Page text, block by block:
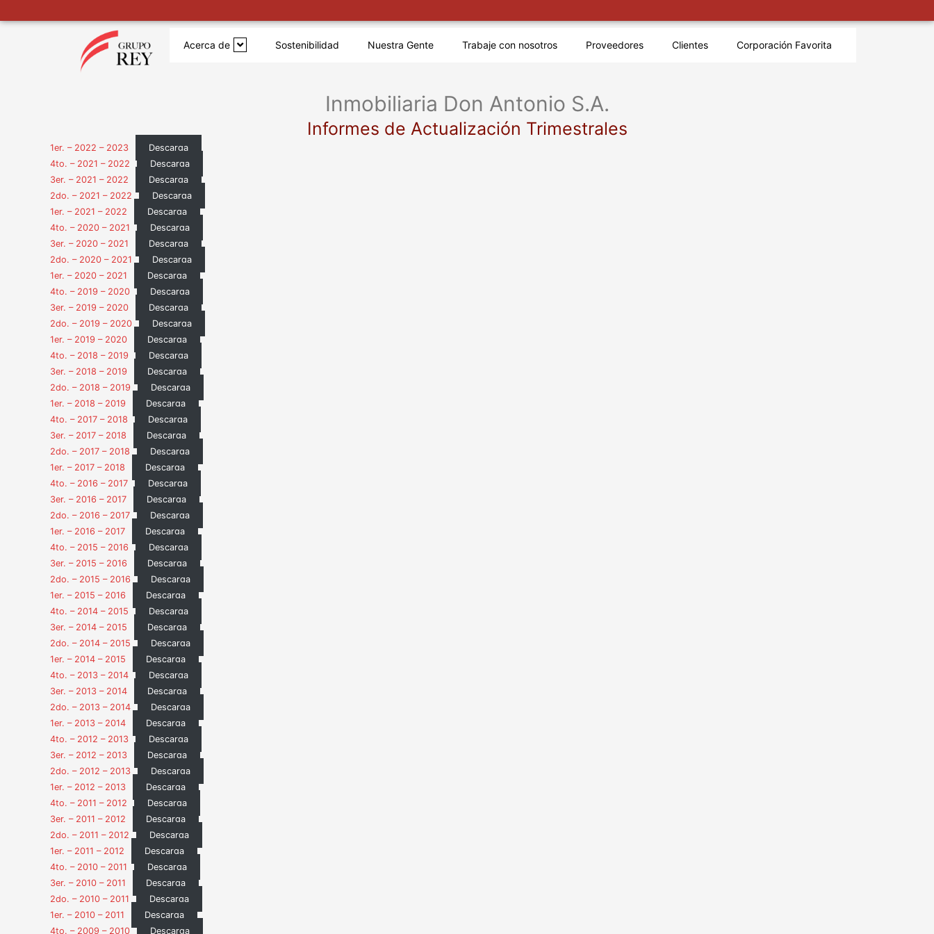
Acerca de Sostenibilidad Nuestra Gente Trabaje con nosotros Proveedores Clientes Corporación Favorita
Inmobiliaria Don Antonio S.A.
Informes de Actualización Trimestrales
1er. – 2022 – 2023
Descarga
4to. – 2021 – 2022
Descarga
3er. – 2021 – 2022
Descarga
2do. – 2021 – 2022
Descarga
1er. – 2021 – 2022
Descarga
4to. – 2020 – 2021
Descarga
3er. – 2020 – 2021
Descarga
2do. – 2020 – 2021
Descarga
1er. – 2020 – 2021
Descarga
4to. – 2019 – 2020
Descarga
3er. – 2019 – 2020
Descarga
2do. – 2019 – 2020
Descarga
1er. – 2019 – 2020
Descarga
4to. – 2018 – 2019
Descarga
3er. – 2018 – 2019
Descarga
2do. – 2018 – 2019
Descarga
1er. – 2018 – 2019
Descarga
4to. – 2017 – 2018
Descarga
3er. – 2017 – 2018
Descarga
2do. – 2017 – 2018
Descarga
1er. – 2017 – 2018
Descarga
4to. – 2016 – 2017
Descarga
3er. – 2016 – 2017
Descarga
2do. – 2016 – 2017
Descarga
1er. – 2016 – 2017
Descarga
4to. – 2015 – 2016
Descarga
3er. – 2015 – 2016
Descarga
2do. – 2015 – 2016
Descarga
1er. – 2015 – 2016
Descarga
4to. – 2014 – 2015
Descarga
3er. – 2014 – 2015
Descarga
2do. – 2014 – 2015
Descarga
1er. – 2014 – 2015
Descarga
4to. – 2013 – 2014
Descarga
3er. – 2013 – 2014
Descarga
2do. – 2013 – 2014
Descarga
1er. – 2013 – 2014
Descarga
4to. – 2012 – 2013
Descarga
3er. – 2012 – 2013
Descarga
2do. – 2012 – 2013
Descarga
1er. – 2012 – 2013
Descarga
4to. – 2011 – 2012
Descarga
3er. – 2011 – 2012
Descarga
2do. – 2011 – 2012
Descarga
1er. – 2011 – 2012
Descarga
4to. – 2010 – 2011
Descarga
3er. – 2010 – 2011
Descarga
2do. – 2010 – 2011
Descarga
1er. – 2010 – 2011
Descarga
4to. – 2009 – 2010
Descarga